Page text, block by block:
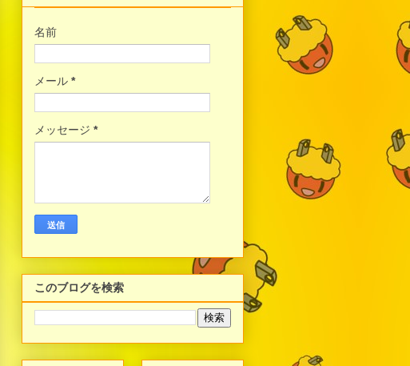
名前
メール *
メッセージ *
このブログを検索